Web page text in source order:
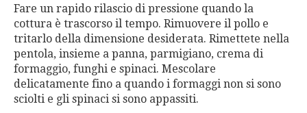
Fare un rapido rilascio di pressione quando la
cottura è trascorso il tempo. Rimuovere il pollo e
tritarlo della dimensione desiderata. Rimettete nella
pentola, insieme a panna, parmigiano, crema di
formaggio, funghi e spinaci. Mescolare
delicatamente fino a quando i formaggi non si sono
sciolti e gli spinaci si sono appassiti.